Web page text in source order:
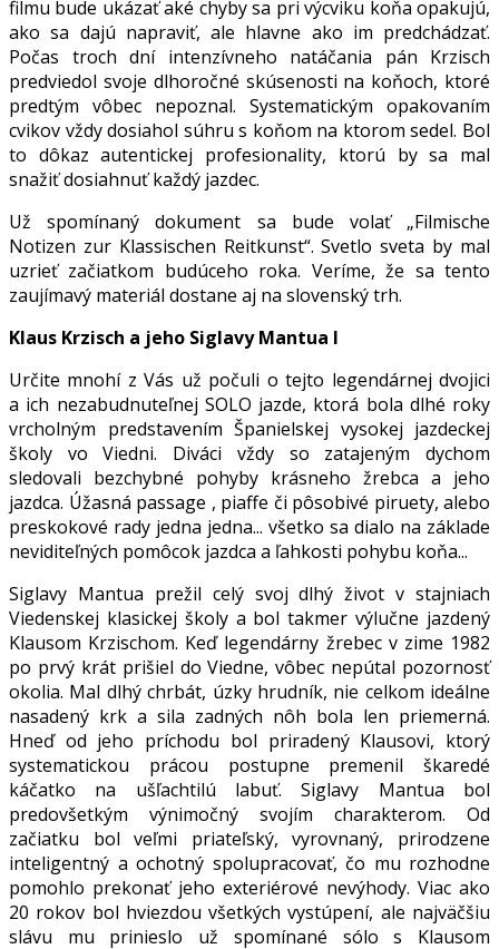
filmu bude ukázať aké chyby sa pri výcviku koňa opakujú,
ako sa dajú napraviť, ale hlavne ako im predchádzať.
Počas troch dní intenzívneho natáčania pán Krzisch
predviedol svoje dlhoročné skúsenosti na koňoch, ktoré
predtým vôbec nepoznal. Systematickým opakovaním
cvikov vždy dosiahol súhru s koňom na ktorom sedel. Bol
to dôkaz autentickej profesionality, ktorú by sa mal
snažiť dosiahnuť každý jazdec.
Už spomínaný dokument sa bude volať „Filmische
Notizen zur Klassischen Reitkunst“. Svetlo sveta by mal
uzrieť začiatkom budúceho roka. Veríme, že sa tento
zaujímavý materiál dostane aj na slovenský trh.
Klaus Krzisch a jeho Siglavy Mantua I
Určite mnohí z Vás už počuli o tejto legendárnej dvojici
a ich nezabudnuteľnej SOLO jazde, ktorá bola dlhé roky
vrcholným predstavením Španielskej vysokej jazdeckej
školy vo Viedni. Diváci vždy so zatajeným dychom
sledovali bezchybné pohyby krásneho žrebca a jeho
jazdca. Úžasná passage , piaffe či pôsobivé piruety, alebo
preskokové rady jedna jedna... všetko sa dialo na základe
neviditeľných pomôcok jazdca a ľahkosti pohybu koňa...
Siglavy Mantua prežil celý svoj dlhý život v stajniach
Viedenskej klasickej školy a bol takmer výlučne jazdený
Klausom Krzischom. Keď legendárny žrebec v zime 1982
po prvý krát prišiel do Viedne, vôbec nepútal pozornosť
okolia. Mal dlhý chrbát, úzky hrudník, nie celkom ideálne
nasadený krk a sila zadných nôh bola len priemerná.
Hneď od jeho príchodu bol priradený Klausovi, ktorý
systematickou prácou postupne premenil škaredé
káčatko na ušľachtilú labuť. Siglavy Mantua bol
predovšetkým výnimočný svojím charakterom. Od
začiatku bol veľmi priateľský, vyrovnaný, prirodzene
inteligentný a ochotný spolupracovať, čo mu rozhodne
pomohlo prekonať jeho exteriérové nevýhody. Viac ako
20 rokov bol hviezdou všetkých vystúpení, ale najväčšiu
slávu mu prinieslo už spomínané sólo s Klausom